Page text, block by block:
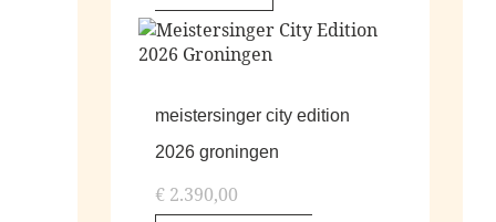
meistersinger city edition
2026 groningen
€ 2.390,00